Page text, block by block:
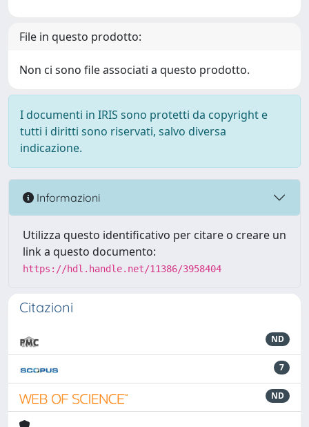
File in questo prodotto:
Non ci sono file associati a questo prodotto.
I documenti in IRIS sono protetti da copyright e
tutti i diritti sono riservati, salvo diversa
indicazione.
Informazioni
Utilizza questo identificativo per citare o creare un
link a questo documento:
https://hdl.handle.net/11386/3958404
Citazioni
ND
7
ND